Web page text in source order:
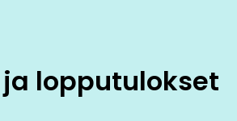
Toisin kuin monella kunnalla,
siellä on eniten alle 15-
lopputulokset